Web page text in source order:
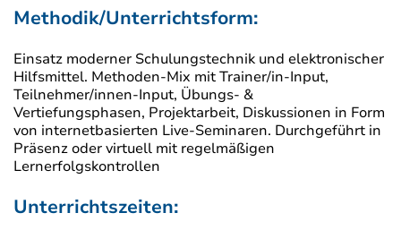
Methodik/Unterrichtsform:
Einsatz moderner Schulungstechnik und elektronischer
Hilfsmittel. Methoden-Mix mit Trainer/in-Input,
Teilnehmer/innen-Input, Übungs- &
Vertiefungsphasen, Projektarbeit, Diskussionen in Form
von internetbasierten Live-Seminaren. Durchgeführt in
Präsenz oder virtuell mit regelmäßigen
Lernerfolgskontrollen
Unterrichtszeiten: